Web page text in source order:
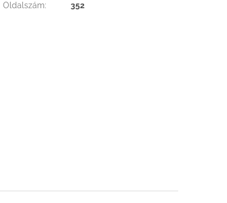
Oldalszám: 352